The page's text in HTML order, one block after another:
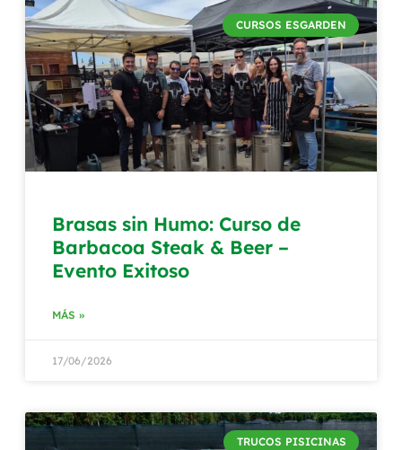
CURSOS ESGARDEN
Brasas sin Humo: Curso de
Barbacoa Steak & Beer –
Evento Exitoso
MÁS »
17/06/2026
TRUCOS PISICINAS